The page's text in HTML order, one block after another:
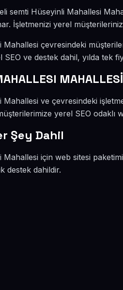
semti Hüseyinli Mahallesi
İşletmenizi yerel
Mahallesi çevresindeki
SEO ve destek dahil, yılda tek
Mahallesi ve çevresindeki
yerel SEO odaklı
Şey Dahil
Mahallesi için web sitesi
destek dahildir.